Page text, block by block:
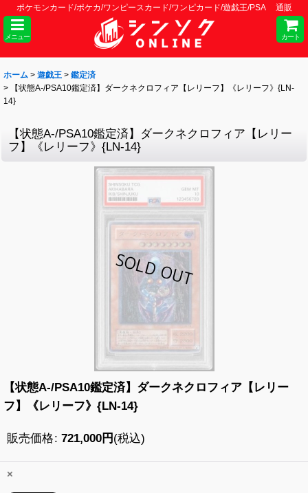
ポケモンカード/ポケカ/ワンピースカード/ワンピカード/遊戯王/PSA 通販
メニュー カート
ホーム > 遊戯王 > 鑑定済
>
【状態A-/PSA10鑑定済】ダークネクロフィア【レリーフ】《レリーフ》{LN-
14}
【状態A-/PSA10鑑定済】ダークネクロフィア【レリー
フ】《レリーフ》{LN-14}
【状態A-/PSA10鑑定済】ダークネクロフィア【レリー
フ】《レリーフ》{LN-14}
販売価格: 721,000円 (税込)
×